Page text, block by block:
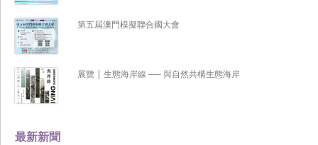
最新新聞
第五屆澳門模擬聯合國大會
展覽 | 生態海岸線 ── 與自然共構生態海岸